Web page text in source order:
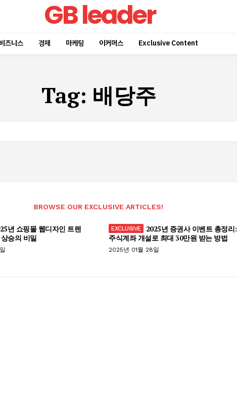
GB leader
비즈니스 경제 마케팅 이커머스 Exclusive Content
Tag: 배당주
BROWSE OUR EXCLUSIVE ARTICLES!
년 쇼핑몰 웹디자인 트렌
승의 비밀
2025년 증권사 이벤트 총정리:
주식계좌 개설로 최대 30만원 받는 방법
2025년 01월 28일